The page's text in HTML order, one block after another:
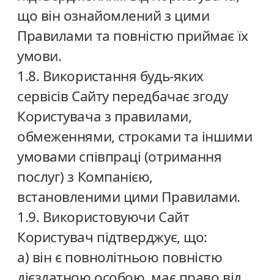
що він ознайомлений з цими
Правилами та повністю приймає їх
умови.
1.8. Використання будь-яких
сервісів Сайту передбачає згоду
Користувача з правилами,
обмеженнями, строками та іншими
умовами співпраці (отримання
послуг) з Компанією,
встановленими цими Правилами.
1.9. Використовуючи Сайт
Користувач підтверджує, що:
а) він є повнолітньою повністю